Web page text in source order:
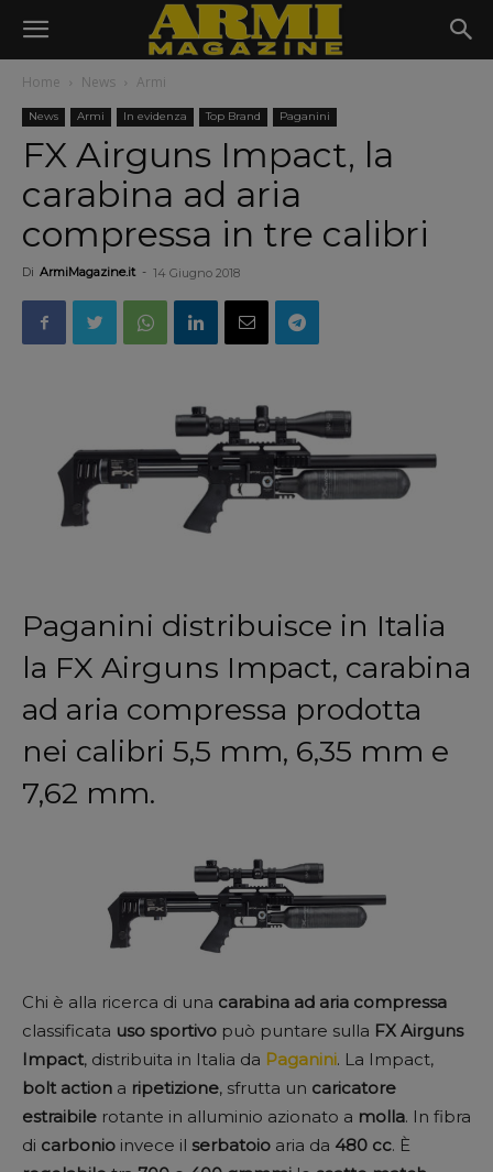
Home News Armi
News Armi In evidenza Top Brand Paganini
FX Airguns Impact, la
carabina ad aria
compressa in tre calibri
Di ArmiMagazine.it - 14 Giugno 2018
Paganini distribuisce in Italia
la FX Airguns Impact, carabina
ad aria compressa prodotta
nei calibri 5,5 mm, 6,35 mm e
7,62 mm.
Chi è alla ricerca di una carabina ad aria compressa
classificata uso sportivo può puntare sulla FX Airguns
Impact, distribuita in Italia da Paganini. La Impact,
bolt action a ripetizione, sfrutta un caricatore
estraibile rotante in alluminio azionato a molla. In fibra
di carbonio invece il serbatoio aria da 480 cc. È